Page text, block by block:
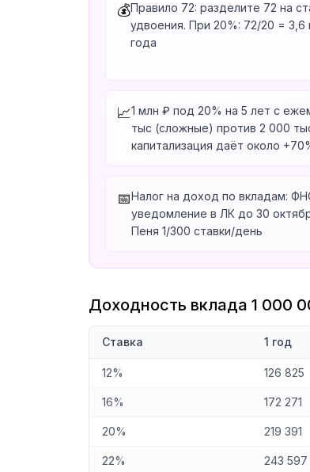
💰Правило 72: разделите 72 на
удвоения. При 20%: 72/20 = 3,6
года
📈1 млн ₽ под 20% на 5 лет с
тыс (сложные) против 2 000
капитализация даёт около
📅Налог на доход по вкладам:
уведомление в ЛК до 30
Пеня 1/300 ставки/день
Доходность вклада 1 000
Ставка 1 год
12% 126 825
16% 172 271
20% 219 391
22% 243 597